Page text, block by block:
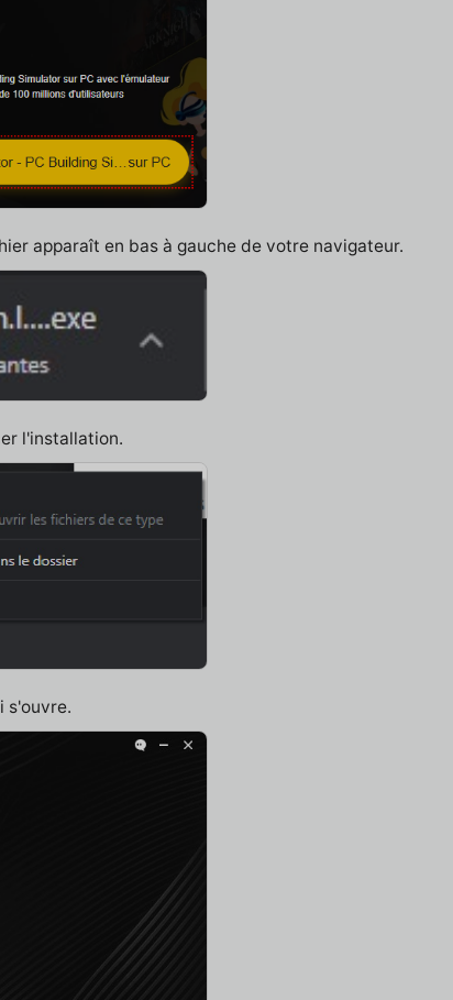
apparaît en bas à gauche de votre navigateur.
l'installation.
s'ouvre.